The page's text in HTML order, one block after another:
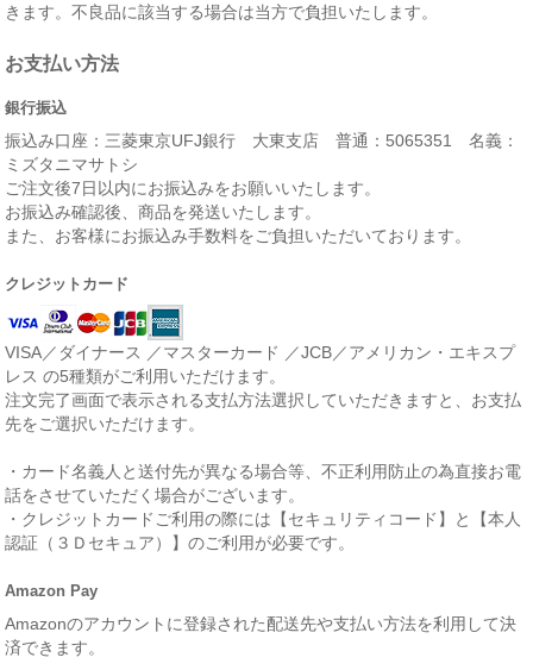
きます。不良品に該当する場合は当方で負担いたします。
お支払い方法
銀行振込
振込み口座：三菱東京UFJ銀行 大東支店 普通：5065351 名義：
ミズタニマサトシ
ご注文後7日以内にお振込みをお願いいたします。
お振込み確認後、商品を発送いたします。
また、お客様にお振込み手数料をご負担いただいております。
クレジットカード
VISA／ダイナース ／マスターカード ／JCB／アメリカン・エキスプ
レス の5種類がご利用いただけます。
注文完了画面で表示される支払方法選択していただきますと、お支払
先をご選択いただけます。
・カード名義人と送付先が異なる場合等、不正利用防止の為直接お電
話をさせていただく場合がございます。
・クレジットカードご利用の際には【セキュリティコード】と【本人
認証（３Ｄセキュア）】のご利用が必要です。
Amazon Pay
Amazonのアカウントに登録された配送先や支払い方法を利用して決
済できます。